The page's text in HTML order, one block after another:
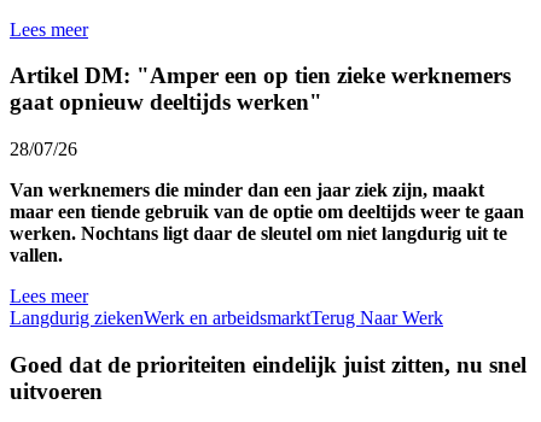
Lees meer
Artikel DM: "Amper een op tien zieke werknemers
gaat opnieuw deeltijds werken"
28/07/26
Van werknemers die minder dan een jaar ziek zijn, maakt
maar een tiende gebruik van de optie om deeltijds weer te gaan
werken. Nochtans ligt daar de sleutel om niet langdurig uit te
vallen.
Lees meer
Langdurig ziekenWerk en arbeidsmarktTerug Naar Werk
Goed dat de prioriteiten eindelijk juist zitten, nu snel
uitvoeren